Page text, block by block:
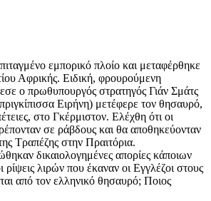
εμπορικό πλοίο και μεταφέρθηκε
Αφρικής. Ειδική, φρουρούμενη
ο πρωθυπουργός στρατηγός Γιάν Σμάτς
Ειρήνη) μετέφερε τον θησαυρό,
στο Γκέρμιστον. Ελέχθη ότι οι
σε ράβδους και θα αποθηκεύονταν
Τραπέζης στην Πραιτόρια.
δικαιολογημένες απορίες κάποιων
λιρών που έκαναν οι Εγγλέζοι στους
από τον ελληνικό θησαυρό; Ποιος